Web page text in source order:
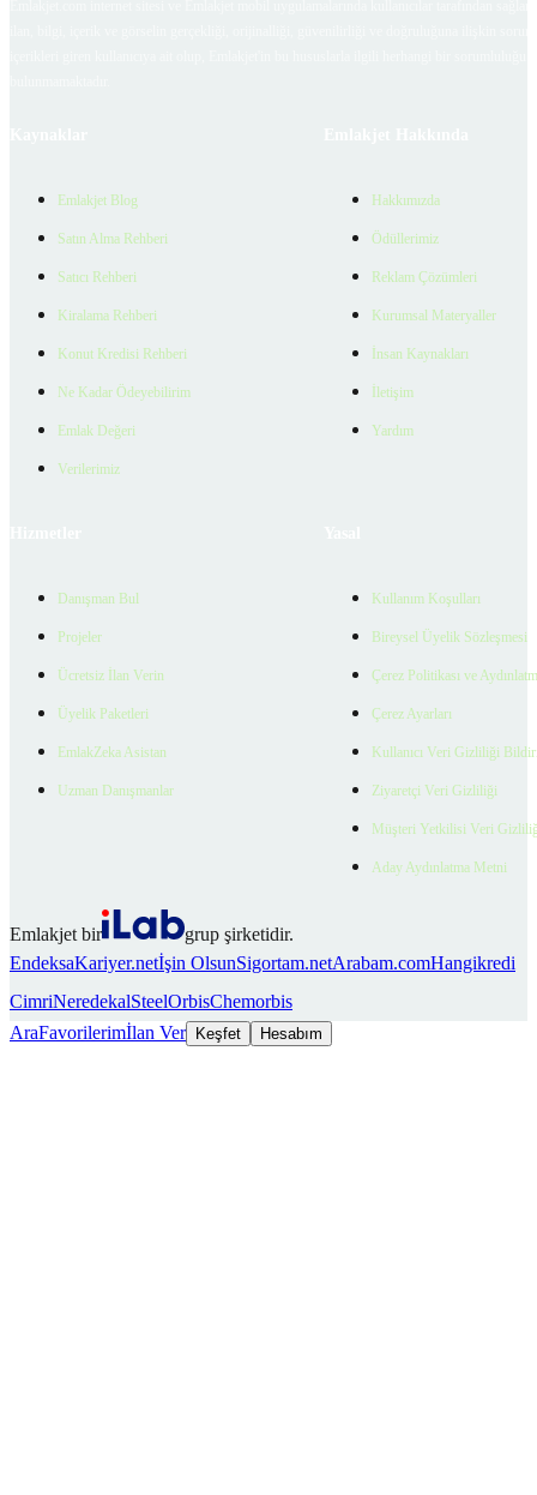
Emlakjet Blog
Satın Alma Rehberi
Satıcı Rehberi
Kiralama Rehberi
Konut Kredisi Rehberi
Ne Kadar Ödeyebilirim
Emlak Değeri
Verilerimiz
Hakkımızda
Ödüllerimiz
Reklam Çözümleri
Kurumsal Materyaller
İnsan Kaynakları
İletişim
Yardım
Danışman Bul
Projeler
Ücretsiz İlan Verin
Üyelik Paketleri
EmlakZeka Asistan
Uzman Danışmanlar
Kullanım Koşulları
Bireysel Üyelik Sözleşmesi
Çerez Politikası ve
Çerez Ayarları
Kullanıcı Veri Gizliliği
Ziyaretçi Veri Gizliliği
Müşteri Yetkilisi Veri
Aday Aydınlatma Metni
Emlakjet bir
grup şirketidir.
EndeksaKariyer.netİşin OlsunSigortam.netArabam.comHangikredi
CimriNeredekalSteelOrbisChemorbis
AraFavorilerimİlan Ver Keşfet Hesabım